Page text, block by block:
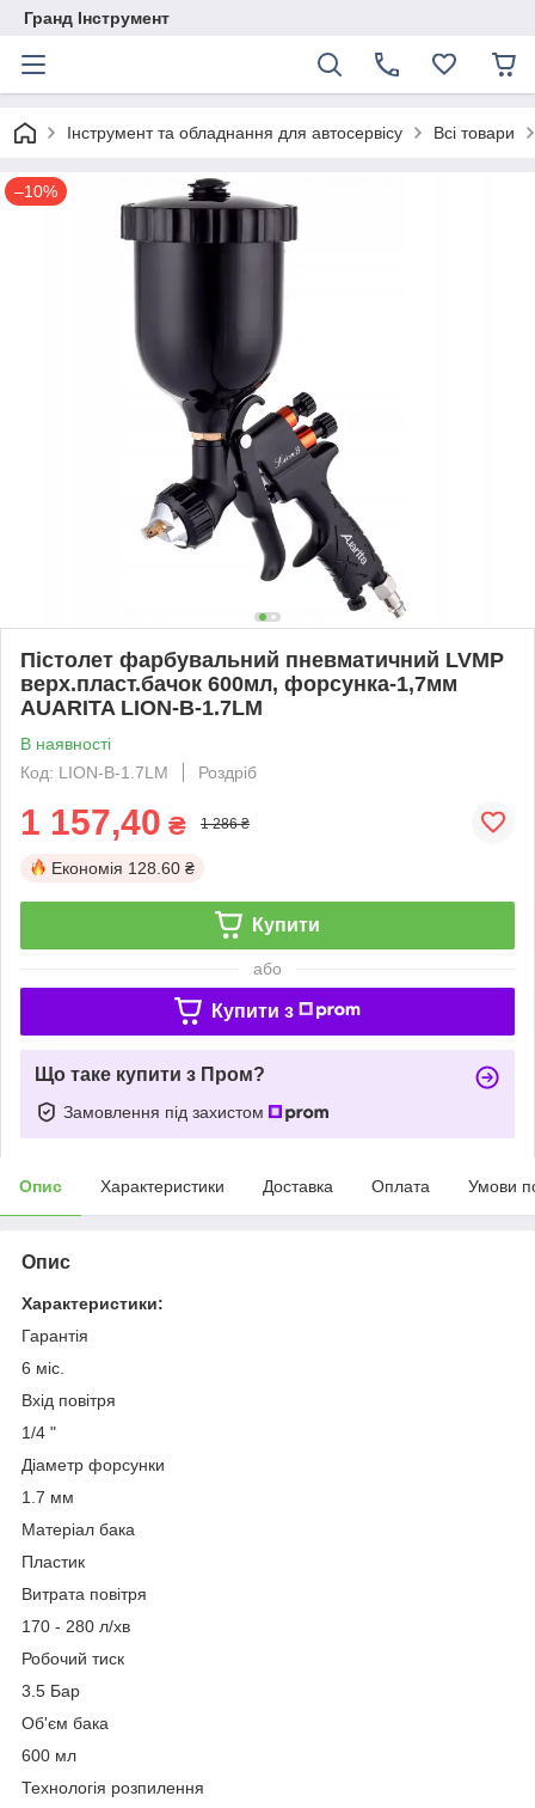
Гранд Інструмент
Інструмент та обладнання для автосервісу Всі товари
–10%
Пістолет фарбувальний пневматичний LVMP
верх.пласт.бачок 600мл, форсунка-1,7мм
AUARITA LION-B-1.7LM
В наявності
Код: LION-B-1.7LM
Роздріб
1 157,40 ₴ 1 286 ₴
Економія 128.60 ₴
Купити
або
Купити з
Що таке купити з Пром?
Замовлення під захистом
Опис Характеристики Доставка Оплата Умови
Опис
Характеристики:
Гарантія
6 міс.
Вхід повітря
1/4 "
Діаметр форсунки
1.7 мм
Матеріал бака
Пластик
Витрата повітря
170 - 280 л/хв
Робочий тиск
3.5 Бар
Об'єм бака
600 мл
Технологія розпилення